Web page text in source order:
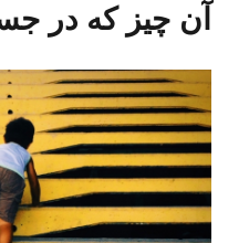
آن چیز که در